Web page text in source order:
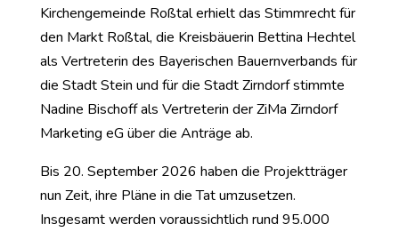
Kirchengemeinde Roßtal erhielt das Stimmrecht für
den Markt Roßtal, die Kreisbäuerin Bettina Hechtel
als Vertreterin des Bayerischen Bauernverbands für
die Stadt Stein und für die Stadt Zirndorf stimmte
Nadine Bischoff als Vertreterin der ZiMa Zirndorf
Marketing eG über die Anträge ab.
Bis 20. September 2026 haben die Projektträger
nun Zeit, ihre Pläne in die Tat umzusetzen.
Insgesamt werden voraussichtlich rund 95.000